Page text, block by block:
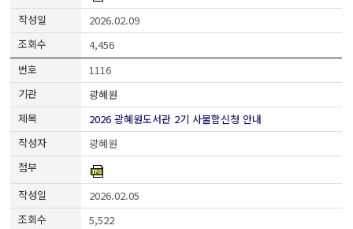
2026.02.09
4,456
1116
광혜원
2026 광혜원도서관 2기 사물함신청 안내
광혜원
2026.02.05
5,522